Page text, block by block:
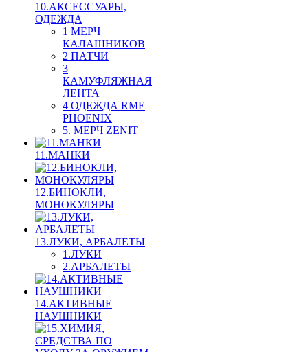
10.АКСЕССУАРЫ,
ОДЕЖДА
1 МЕРЧ
КАЛАШНИКОВ
2 ПАТЧИ
3
КАМУФЛЯЖНАЯ
ЛЕНТА
4 ОДЕЖДА RME
PHOENIX
5. МЕРЧ ZENIT
11.МАНКИ
12.БИНОКЛИ,
МОНОКУЛЯРЫ
13.ЛУКИ, АРБАЛЕТЫ
1.ЛУКИ
2.АРБАЛЕТЫ
14.АКТИВНЫЕ
НАУШНИКИ